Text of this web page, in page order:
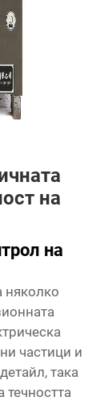
на
на
няколко
частици и
така